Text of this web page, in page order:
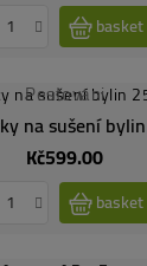
basket
Pestovani
na sušení
Kč599.00Price
basket